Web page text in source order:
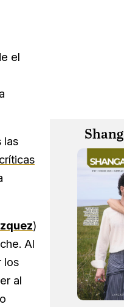
el
las
)
Al
los
al